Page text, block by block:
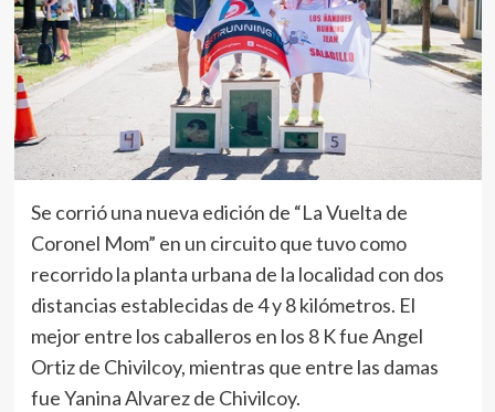
Se corrió una nueva edición de “La Vuelta de
Coronel Mom” en un circuito que tuvo como
recorrido la planta urbana de la localidad con dos
distancias establecidas de 4 y 8 kilómetros. El
mejor entre los caballeros en los 8 K fue Angel
Ortiz de Chivilcoy, mientras que entre las damas
fue Yanina Alvarez de Chivilcoy.